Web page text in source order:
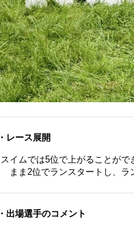
・レース展開
スイムでは5位で上がることが
まま2位でランスタートし、
・出場選手のコメント